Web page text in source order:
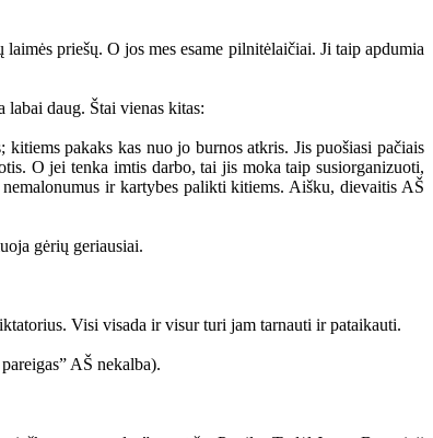
priešų. O jos mes esame pilnitėlaičiai. Ji taip apdumia
daug. Štai vienas kitas:
pakaks kas nuo jo burnos atkris. Jis puošiasi pačiais
O jei tenka imtis darbo, tai jis moka taip susiorganizuoti,
ir kartybes palikti kitiems. Aišku, dievaitis AŠ
gėrių geriausiai.
Visi visada ir visur turi jam tarnauti ir pataikauti.
AŠ nekalba).